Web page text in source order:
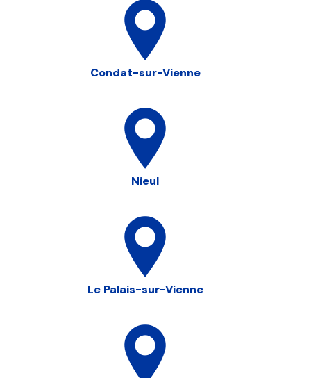
Condat-sur-Vienne
Nieul
Le Palais-sur-Vienne